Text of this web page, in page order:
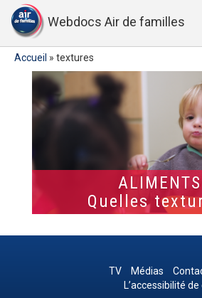
Webdocs Air de familles
Accueil » textures
ALIMENTS
Quelles
TV Médias
L’accessibilité